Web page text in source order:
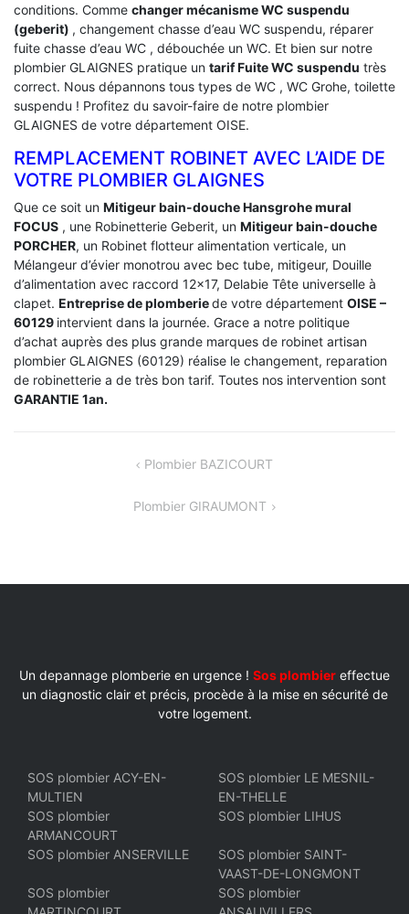
conditions. Comme changer mécanisme WC suspendu
(geberit) , changement chasse d’eau WC suspendu, réparer
fuite chasse d’eau WC , débouchée un WC. Et bien sur notre
plombier GLAIGNES pratique un tarif Fuite WC suspendu très
correct. Nous dépannons tous types de WC , WC Grohe, toilette
suspendu ! Profitez du savoir-faire de notre plombier
GLAIGNES de votre département OISE.
REMPLACEMENT ROBINET AVEC L’AIDE DE
VOTRE PLOMBIER GLAIGNES
Que ce soit un Mitigeur bain-douche Hansgrohe mural
FOCUS , une Robinetterie Geberit, un Mitigeur bain-douche
PORCHER, un Robinet flotteur alimentation verticale, un
Mélangeur d’évier monotrou avec bec tube, mitigeur, Douille
d’alimentation avec raccord 12×17, Delabie Tête universelle à
clapet. Entreprise de plomberiede votre département OISE –
60129 intervient dans la journée. Grace a notre politique
d’achat auprès des plus grande marques de robinet artisan
plombier GLAIGNES (60129) réalise le changement, reparation
de robinetterie a de très bon tarif. Toutes nos intervention sont
GARANTIE 1an.
Plombier BAZICOURT
Plombier GIRAUMONT
Un depannage plomberie en urgence ! Sos plombier effectue
un diagnostic clair et précis, procède à la mise en sécurité de
votre logement.
SOS plombier ACY-EN-
MULTIEN
SOS plombier LE MESNIL-
EN-THELLE
SOS plombier
ARMANCOURT
SOS plombier LIHUS
SOS plombier ANSERVILLE
SOS plombier SAINT-
VAAST-DE-LONGMONT
SOS plombier
SOS plombier